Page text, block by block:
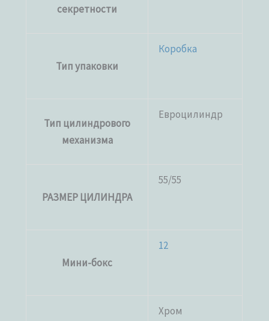
секретности
Тип упаковки
Коробка
Тип цилиндрового
механизма
Евроцилиндр
РАЗМЕР ЦИЛИНДРА
55/55
Мини-бокс
12
Хром